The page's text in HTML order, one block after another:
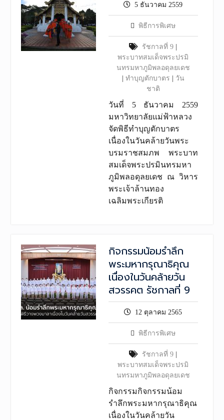
5 ธันวาคม 2559
พิธีการพิเศษ
รัชกาลที่ 9
พระบาทสมเด็จพระปรมิ
นทรมหาภูมิพลอดุลยเดช
ทำบุญตักบาตร
วัน
ชาติ
วันที่ 5 ธันวาคม 2559
มหาวิทยาลัยแม่ฟ้าหลวง
จัดพิธีทำบุญตักบาตร
เนื่องในวันคล้ายวันพระ
บรมราชสมภพ พระบาท
สมเด็จพระปรมินทรมหา
ภูมิพลอดุลยเดช ณ วิหาร
พระเจ้าล้านทอง
เฉลิมพระเกียรติ
กิจกรรมน้อมรำลึก
พระมหากรุณาธิคุณ
เนื่องในวันคล้ายวัน
สวรรคต รัชกาลที่ 9
12 ตุลาคม 2565
พิธีการพิเศษ
รัชกาลที่ 9
พระบาทสมเด็จพระปรมิ
นทรมหาภูมิพลอดุลยเดช
กิจกรรมกิจกรรมน้อม
รำลึกพระมหากรุณาธิคุณ
เนื่องในวันคล้ายวัน